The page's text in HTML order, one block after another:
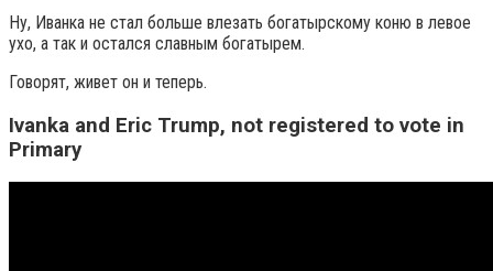
Ну, Иванка не стал больше влезать богатырскому коню в левое
ухо, а так и остался славным богатырем.
Говорят, живет он и теперь.
Ivanka and Eric Trump, not registered to vote in
Primary